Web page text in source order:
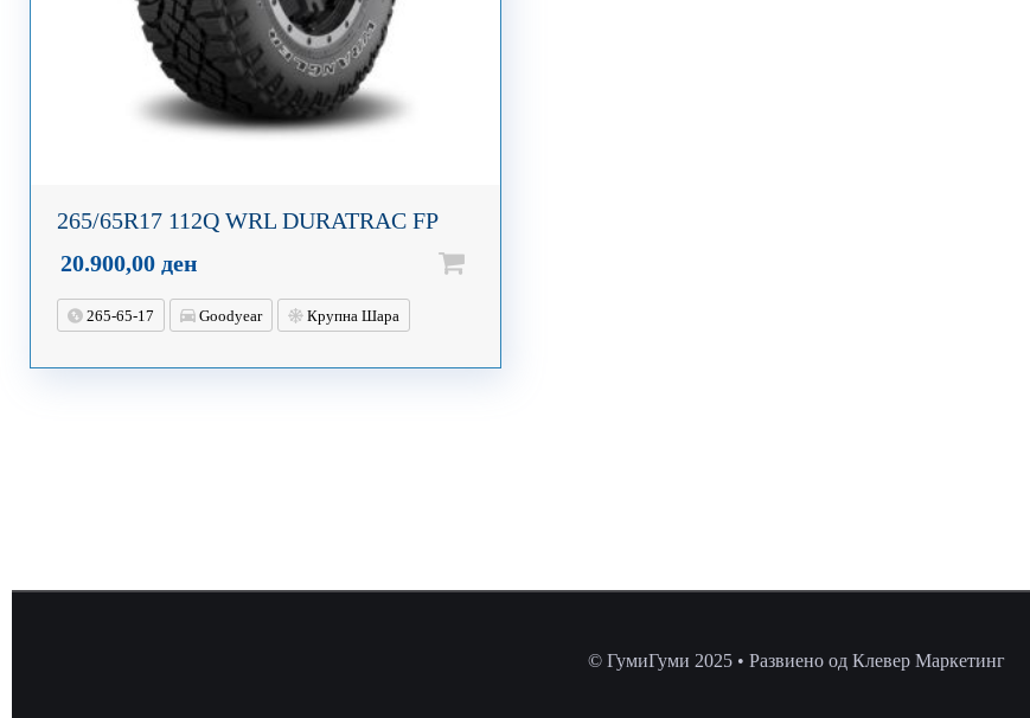
265/65R17 112Q WRL DURATRAC FP
20.900,00 ден
265-65-17 Goodyear Крупна Шара
© ГумиГуми 2025 • Развиено од Клевер Маркетинг